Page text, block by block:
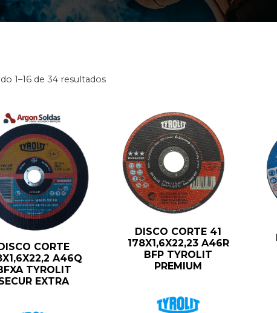
1–16 de 34 resultados
CORTE
A46Q
TYROLIT
EXTRA
DISCO CORTE 41
178X1,6X22,23 A46R
BFP TYROLIT
PREMIUM